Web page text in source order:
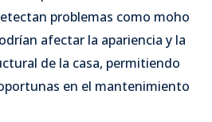
problemas como moho
afectar la apariencia y la
de la casa, permitiendo
en el mantenimiento